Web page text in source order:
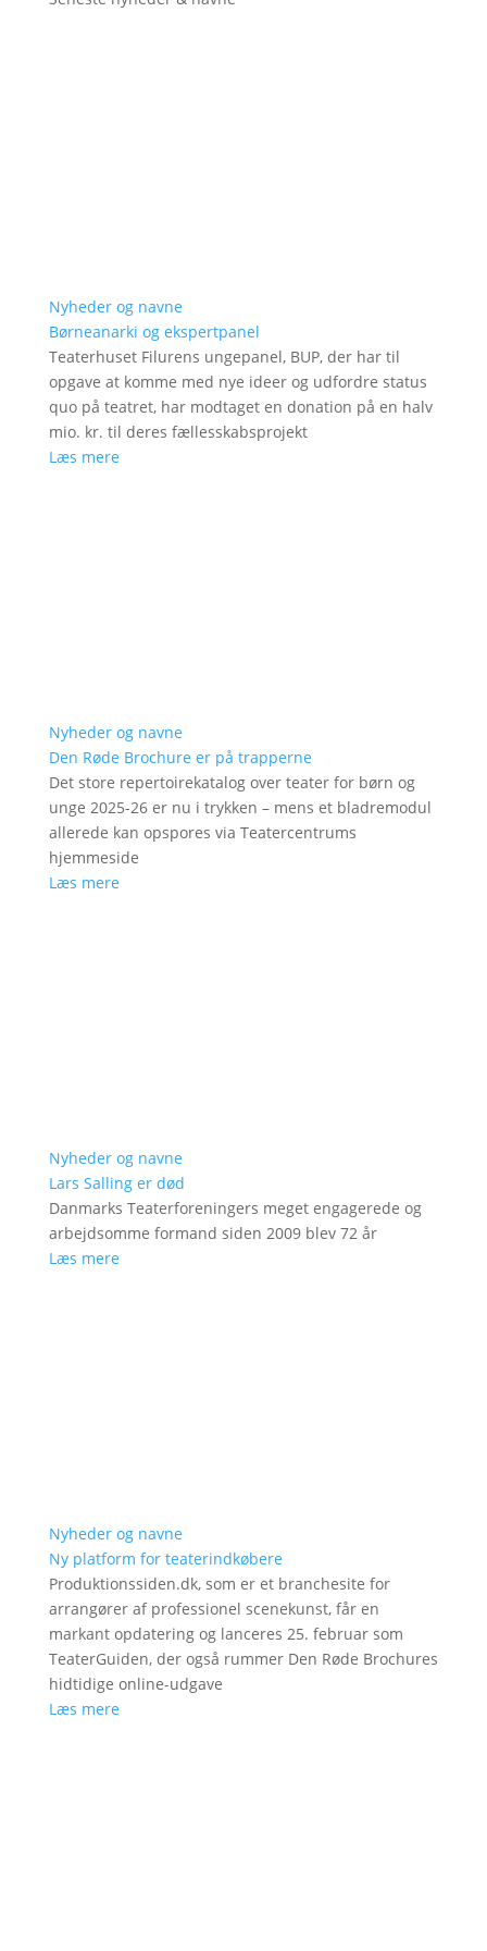
Nyheder og navne
Børneanarki og ekspertpanel
Teaterhuset Filurens ungepanel, BUP, der har til
opgave at komme med nye ideer og udfordre status
quo på teatret, har modtaget en donation på en halv
mio. kr. til deres fællesskabsprojekt
Læs mere
Nyheder og navne
Den Røde Brochure er på trapperne
Det store repertoirekatalog over teater for børn og
unge 2025-26 er nu i trykken – mens et bladremodul
allerede kan opspores via Teatercentrums
hjemmeside
Læs mere
Nyheder og navne
Lars Salling er død
Danmarks Teaterforeningers meget engagerede og
arbejdsomme formand siden 2009 blev 72 år
Læs mere
Nyheder og navne
Ny platform for teaterindkøbere
Produktionssiden.dk, som er et branchesite for
arrangører af professionel scenekunst, får en
markant opdatering og lanceres 25. februar som
TeaterGuiden, der også rummer Den Røde Brochures
hidtidige online-udgave
Læs mere